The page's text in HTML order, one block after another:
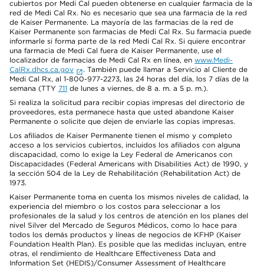
cubiertos por Medi Cal pueden obtenerse en cualquier farmacia de la
red de Medi Cal Rx. No es necesario que sea una farmacia de la red
de Kaiser Permanente. La mayoría de las farmacias de la red de
Kaiser Permanente son farmacias de Medi Cal Rx. Su farmacia puede
informarle si forma parte de la red Medi Cal Rx. Si quiere encontrar
una farmacia de Medi Cal fuera de Kaiser Permanente, use el
localizador de farmacias de Medi Cal Rx en línea, en www.Medi-
CalRx.dhcs.ca.gov
. También puede llamar a Servicio al Cliente de
Medi Cal Rx, al 1-800-977-2273, las 24 horas del día, los 7 días de la
semana (TTY 711 de lunes a viernes, de 8 a. m. a 5 p. m.).
Si realiza la solicitud para recibir copias impresas del directorio de
proveedores, esta permanece hasta que usted abandone Kaiser
Permanente o solicite que dejen de enviarle las copias impresas.
Los afiliados de Kaiser Permanente tienen el mismo y completo
acceso a los servicios cubiertos, incluidos los afiliados con alguna
discapacidad, como lo exige la Ley Federal de Americanos con
Discapacidades (Federal Americans with Disabilities Act) de 1990, y
la sección 504 de la Ley de Rehabilitación (Rehabilitation Act) de
1973.
Kaiser Permanente toma en cuenta los mismos niveles de calidad, la
experiencia del miembro o los costos para seleccionar a los
profesionales de la salud y los centros de atención en los planes del
nivel Silver del Mercado de Seguros Médicos, como lo hace para
todos los demás productos y líneas de negocios de KFHP (Kaiser
Foundation Health Plan). Es posible que las medidas incluyan, entre
otras, el rendimiento de Healthcare Effectiveness Data and
Information Set (HEDIS)/Consumer Assessment of Healthcare